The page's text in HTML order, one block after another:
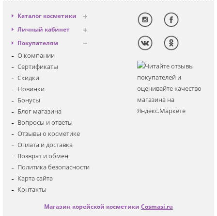
Каталог косметики
Антивозрастная
Декоративная
Для глаз
Для тела
Наборы
Детская
Личный кабинет
Вход
Регистрация
Покупателям
О компании
Сертификаты
Скидки
Новинки
Бонусы
Блог магазина
Вопросы и ответы
Отзывы о косметике
Оплата и доставка
Возврат и обмен
Политика безопасности
Карта сайта
Контакты
Магазин корейской косметики Cosmasi.ru